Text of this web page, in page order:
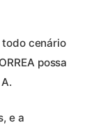
todo cenário
possa
e a